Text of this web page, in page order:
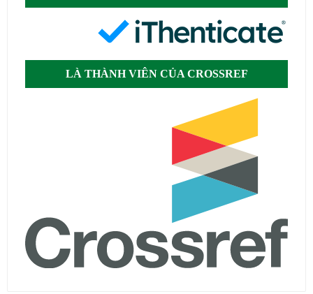
LÀ THÀNH VIÊN CỦA CROSSREF